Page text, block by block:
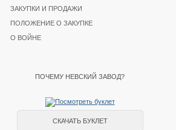
ЗАКУПКИ И ПРОДАЖИ
ПОЛОЖЕНИЕ О ЗАКУПКЕ
О ВОЙНЕ
ПОЧЕМУ НЕВСКИЙ ЗАВОД?
СКАЧАТЬ БУКЛЕТ